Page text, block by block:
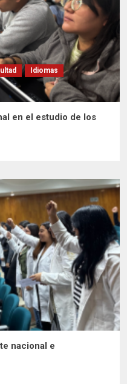
Idiomas
en el estudio de los
nacional e